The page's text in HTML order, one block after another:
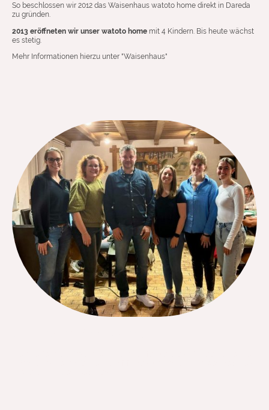
So beschlossen wir 2012 das Waisenhaus watoto home direkt in Dareda
zu gründen.
2013 eröffneten wir unser watoto home mit 4 Kindern. Bis heute wächst
es stetig.
Mehr Informationen hierzu unter "Waisenhaus"